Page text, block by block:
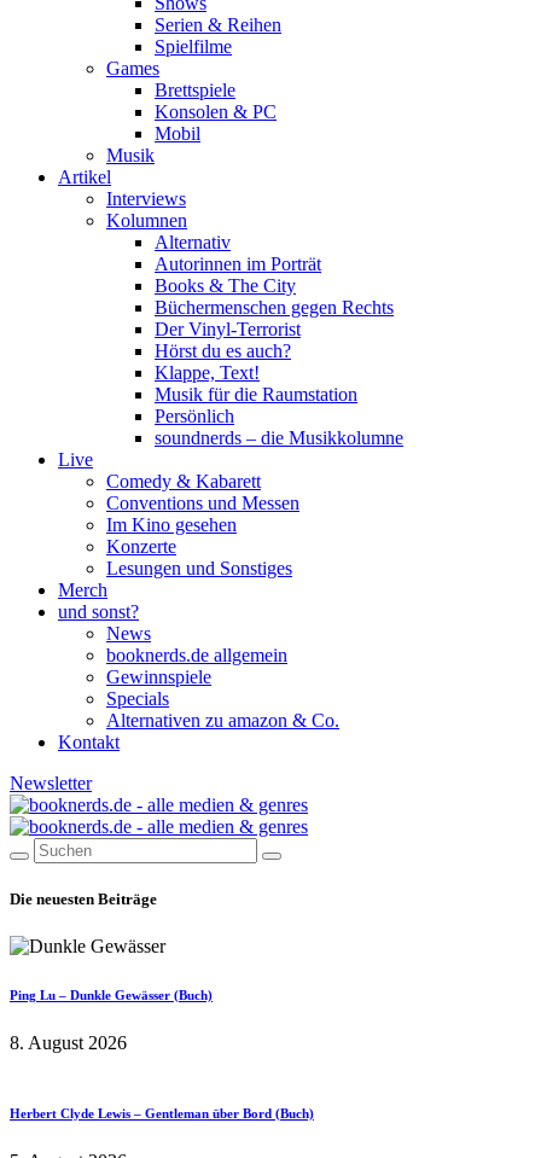
Serien & Reihen
Spielfilme
Games
Brettspiele
Konsolen & PC
Mobil
Musik
Artikel
Interviews
Kolumnen
Alternativ
Autorinnen im Porträt
Books & The City
Büchermenschen gegen Rechts
Der Vinyl-Terrorist
Hörst du es auch?
Klappe, Text!
Musik für die Raumstation
Persönlich
soundnerds – die Musikkolumne
Live
Comedy & Kabarett
Conventions und Messen
Im Kino gesehen
Konzerte
Lesungen und Sonstiges
Merch
und sonst?
News
booknerds.de allgemein
Gewinnspiele
Specials
Alternativen zu amazon & Co.
Kontakt
Newsletter
Die neuesten Beiträge
Ping Lu – Dunkle Gewässer (Buch)
8. August 2026
Herbert Clyde Lewis – Gentleman über Bord (Buch)